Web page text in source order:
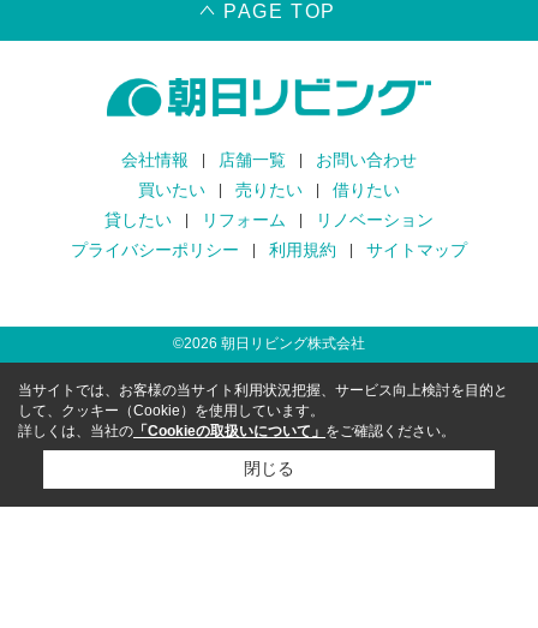
PAGE TOP
会社情報 店舗一覧
お問い合わせ
買いたい
売りたい
借りたい
貸したい
リフォーム
リノベーション
プライバシーポリシー
利用規約 サイトマップ
©2026 朝日リビング株式会社
当サイトでは、お客様の当サイト利用状況把握、サービス向上検討を目的と
して、クッキー（Cookie）を使用しています。
詳しくは、当社の 「Cookieの取扱いについて」 をご確認ください。
閉じる